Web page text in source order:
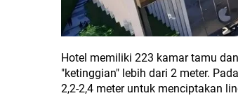
Hotel memiliki 223 kamar tamu
"ketinggian" lebih dari 2 meter.
2,2-2,4 meter untuk menciptakan